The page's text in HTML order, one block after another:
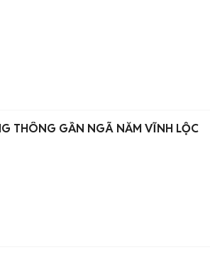
NHÀ 4,5 X25 SHR MẶT TIỀN ĐƯỜNG THÔNG GẦN NGÃ NĂM VĨNH LỘC